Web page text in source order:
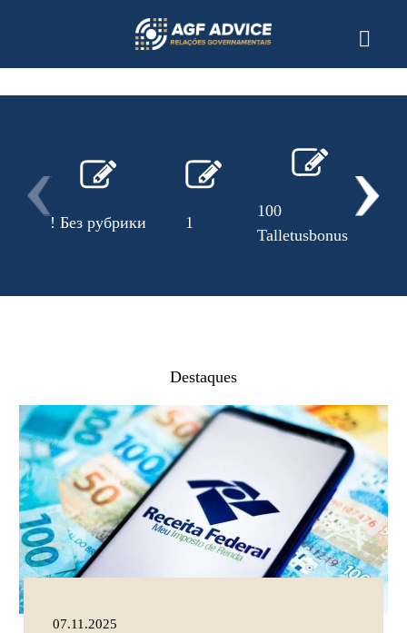
! Без рубрики 1
100
Talletusbonus
Destaques
07.11.2025